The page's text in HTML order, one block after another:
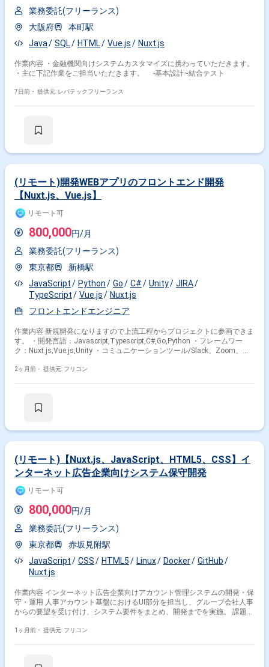
業務委託(フリーランス)
大阪府
本町駅
Java
SQL HTML Vue.js Nuxt.js
作業内容 ・金融機関向けシステムカスタマイズに携わっていただきます。
・主に下記作業をご担当いただきます。 -基本設計~結合テスト
7日前・ 提供元: レバテックフリーランス
(リモート)開発WEBアプリのフロントエンド開発
【Nuxt.js、Vue.js】
リモート可
800,000円/月
業務委託(フリーランス)
東京都
新橋駅
JavaScript
Python Go C# Unity
JIRA
TypeScript
Vue.js
Nuxt.js
フロントエンドエンジニア
作業内容 新規開発になりますので上流工程からプロジェクトに参画できま
す。 ・開発言語：Javascript,Typescript,C#,Go,Python ・フレームワー
ク：Nuxt.js,Vue.js,Unity ・コミュニケーションツール/Slack、Zoom、
2ヶ月前・ 提供元: フリコン
(リモート)【Nuxt.js、JavaScript、HTML5、CSS】イ
ンターネット広告企業向けシステム保守開発
リモート可
800,000円/月
業務委託(フリーランス)
東京都
赤坂見附駅
JavaScript
CSS HTML5 Linux Docker
GitHub
Nuxt.js
作業内容 インターネット広告企業向けアカウント管理システムの開発・保
守・運用 人事アカウント基盤におけるUI部分を担当し、グループ会社人事
からの要望を受け付け、システム要件をまとめ、開発までを実施。 課題、
1ヶ月前・ 提供元: フリコン